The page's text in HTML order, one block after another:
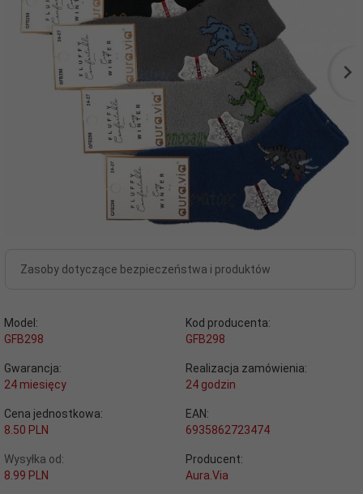
Zasoby dotyczące bezpieczeństwa i produktów
Model:
GFB298
Kod producenta:
GFB298
Gwarancja:
24 miesięcy
Realizacja zamówienia:
24 godzin
Cena jednostkowa:
8.50 PLN
EAN:
6935862723474
Wysyłka od:
8.99 PLN
Producent:
Aura.Via